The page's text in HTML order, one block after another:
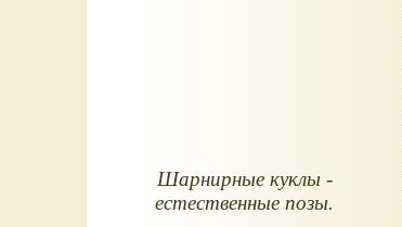
Шарнирные куклы -
естественные позы.